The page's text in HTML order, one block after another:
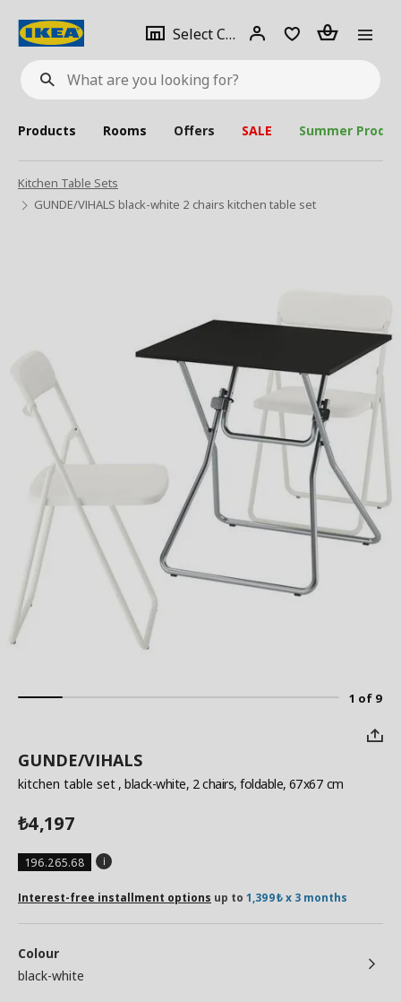
What
are
looking
for?
Select City Select
city
Login Piece(s)
Products Rooms Offers SALE Summer
Kitchen Table Sets
GUNDE/VIHALS black-white 2 chairs kitchen table set
1 of 9
GUNDE/VIHALS
kitchen table set , black-white, 2 chairs, foldable, 67x67 cm
₺4,197
196.265.68
Interest-free installment options up to 1,399₺ x 3 months
Colour
black-white